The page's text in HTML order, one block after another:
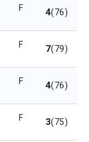
F 4(76)
F 7(79)
F 4(76)
F 3(75)